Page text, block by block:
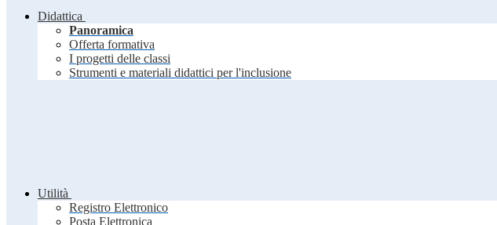
Didattica
Panoramica
Offerta formativa
I progetti delle classi
Strumenti e materiali didattici per l'inclusione
Utilità
Registro Elettronico
Posta Elettronica